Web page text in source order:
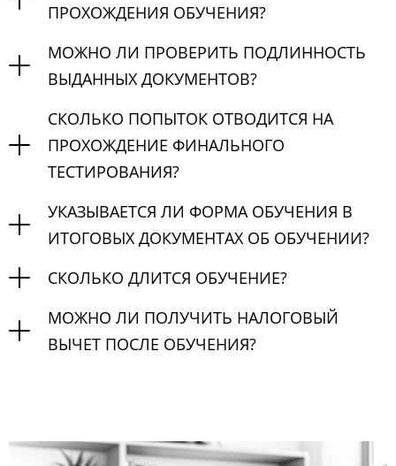
ПРОХОЖДЕНИЯ ОБУЧЕНИЯ?
МОЖНО ЛИ ПРОВЕРИТЬ ПОДЛИННОСТЬ
ВЫДАННЫХ ДОКУМЕНТОВ?
СКОЛЬКО ПОПЫТОК ОТВОДИТСЯ НА
ПРОХОЖДЕНИЕ ФИНАЛЬНОГО
ТЕСТИРОВАНИЯ?
УКАЗЫВАЕТСЯ ЛИ ФОРМА ОБУЧЕНИЯ В
ИТОГОВЫХ ДОКУМЕНТАХ ОБ ОБУЧЕНИИ?
СКОЛЬКО ДЛИТСЯ ОБУЧЕНИЕ?
МОЖНО ЛИ ПОЛУЧИТЬ НАЛОГОВЫЙ
ВЫЧЕТ ПОСЛЕ ОБУЧЕНИЯ?